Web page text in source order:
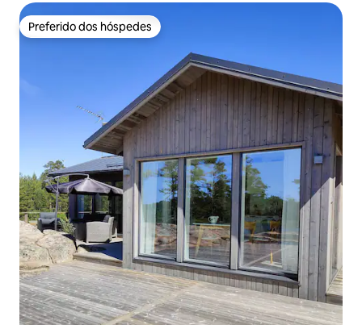
Preferido dos hóspedes
Preferido dos hóspedes